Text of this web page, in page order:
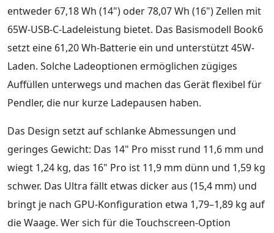
entweder 67,18 Wh (14") oder 78,07 Wh (16") Zellen mit
65W-USB-C-Ladeleistung bietet. Das Basismodell Book6
setzt eine 61,20 Wh-Batterie ein und unterstützt 45W-
Laden. Solche Ladeoptionen ermöglichen zügiges
Auffüllen unterwegs und machen das Gerät flexibel für
Pendler, die nur kurze Ladepausen haben.
Das Design setzt auf schlanke Abmessungen und
geringes Gewicht: Das 14" Pro misst rund 11,6 mm und
wiegt 1,24 kg, das 16" Pro ist 11,9 mm dünn und 1,59 kg
schwer. Das Ultra fällt etwas dicker aus (15,4 mm) und
bringt je nach GPU-Konfiguration etwa 1,79–1,89 kg auf
die Waage. Wer sich für die Touchscreen-Option